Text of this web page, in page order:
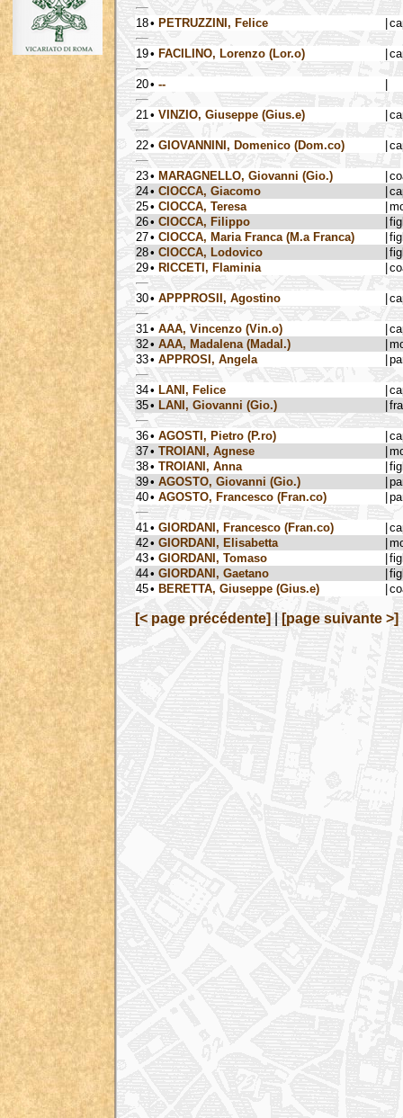
18• PETRUZZINI, Felice
19• FACILINO, Lorenzo (Lor.o)
20• --
21 • VINZIO, Giuseppe (Gius.e)
22• GIOVANNINI, Domenico (Dom.co)
23• MARAGNELLO, Giovanni (Gio.)
24• CIOCCA, Giacomo
25• CIOCCA, Teresa
26• CIOCCA, Filippo
27• CIOCCA, Maria Franca (M.a Franca)
28• CIOCCA, Lodovico
29• RICCETI, Flaminia
30• APPPROSII, Agostino
31 • AAA, Vincenzo (Vin.o)
32• AAA, Madalena (Madal.)
33• APPROSI, Angela
34• LANI, Felice
35• LANI, Giovanni (Gio.)
36• AGOSTI, Pietro (P.ro)
37• TROIANI, Agnese
38• TROIANI, Anna
39• AGOSTO, Giovanni (Gio.)
40• AGOSTO, Francesco (Fran.co)
41 • GIORDANI, Francesco (Fran.co)
42• GIORDANI, Elisabetta
43• GIORDANI, Tomaso
44• GIORDANI, Gaetano
45• BERETTA, Giuseppe (Gius.e)
[< page précédente] [page suivante >]